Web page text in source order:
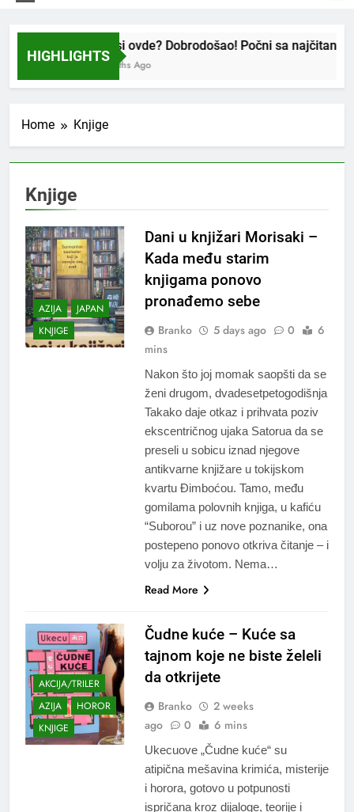
HIGHLIGHTS
Nov si ovde? Dobrodošao! Počni sa najčitanijim
4 Months Ago
Home Knjige
Knjige
AZIJA
JAPAN
KNJIGE
Dani u knjižari Morisaki –
Kada među starim
knjigama ponovo
pronađemo sebe
Branko 5 days ago 0
6
mins
Nakon što joj momak saopšti da se
ženi drugom, dvadesetpetogodišnja
Takako daje otkaz i prihvata poziv
ekscentričnog ujaka Satorua da se
preseli u sobicu iznad njegove
antikvarne knjižare u tokijskom
kvartu Đimboćou. Tamo, među
gomilama polovnih knjiga, u kafiću
“Suborou” i uz nove poznanike, ona
postepeno ponovo otkriva čitanje – i
volju za životom. Nema…
Read More
AKCIJA/TRILER
AZIJA
HOROR
KNJIGE
Čudne kuće – Kuće sa
tajnom koje ne biste želeli
da otkrijete
Branko
2 weeks
ago
0 6 mins
Ukecuove „Čudne kuće“ su
atipična mešavina krimića, misterije
i horora, gotovo u potpunosti
ispričana kroz dijaloge, teorije i